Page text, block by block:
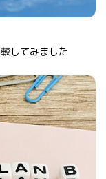
してみました